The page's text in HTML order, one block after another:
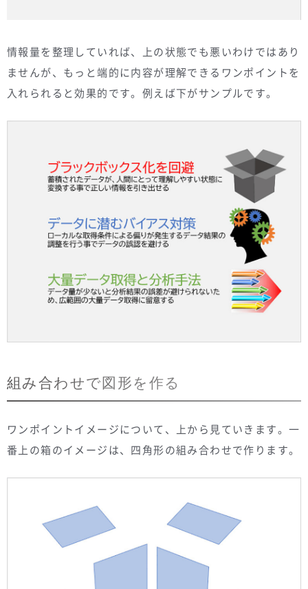
情報量を整理していれば、上の状態でも悪いわけではあり
ませんが、もっと端的に内容が理解できるワンポイントを
入れられると効果的です。例えば下がサンプルです。
組み合わせで図形を作る
ワンポイントイメージについて、上から見ていきます。一
番上の箱のイメージは、四角形の組み合わせで作ります。